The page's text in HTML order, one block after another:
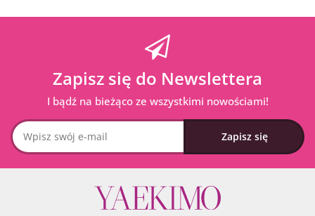
Zapisz się do Newslettera
I bądź na bieżąco ze wszystkimi nowościami!